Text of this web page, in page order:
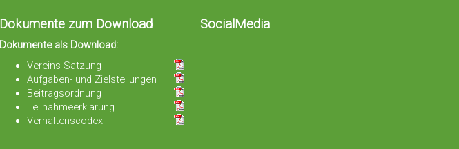
Dokumente zum Download
Dokumente als Download:
Vereins-Satzung
Aufgaben- und Zielstellungen
Beitragsordnung
Teilnahmeerklärung
Verhaltenscodex
SocialMedia